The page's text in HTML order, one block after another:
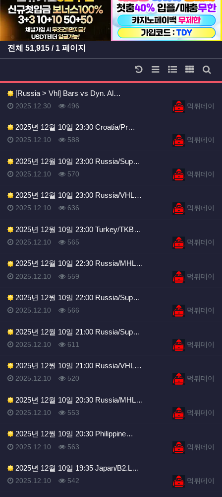
등록일 등록일
전체 51,915 / 1 페이지
날짜순 정렬
리스트 스타일
웹진 스타일
갤러리
게
[Russia > Vhl] Bars vs Dyn. Al…
등록자먹튀데이
등록일
2025.12.30 조회
496
2025년 12월 10일 23:30 Croatia/Pr…
등록자먹튀데이
등록일
2025.12.10 조회
588
2025년 12월 10일 23:00 Russia/Sup…
등록자먹튀데이
등록일
2025.12.10 조회
570
2025년 12월 10일 23:00 Russia/VHL…
등록자먹튀데이
등록일
2025.12.10 조회
636
2025년 12월 10일 23:00 Turkey/TKB…
등록자먹튀데이
등록일
2025.12.10 조회
565
2025년 12월 10일 22:30 Russia/MHL…
등록자먹튀데이
등록일
2025.12.10 조회
559
2025년 12월 10일 22:00 Russia/Sup…
등록자먹튀데이
등록일
2025.12.10 조회
566
2025년 12월 10일 21:00 Russia/Sup…
등록자먹튀데이
등록일
2025.12.10 조회
611
2025년 12월 10일 21:00 Russia/VHL…
등록자먹튀데이
등록일
2025.12.10 조회
520
2025년 12월 10일 20:30 Russia/MHL…
등록자먹튀데이
등록일
2025.12.10 조회
553
2025년 12월 10일 20:30 Philippine…
등록자먹튀데이
등록일
2025.12.10 조회
563
2025년 12월 10일 19:35 Japan/B2.L…
등록자먹튀데이
등록일
2025.12.10 조회
542